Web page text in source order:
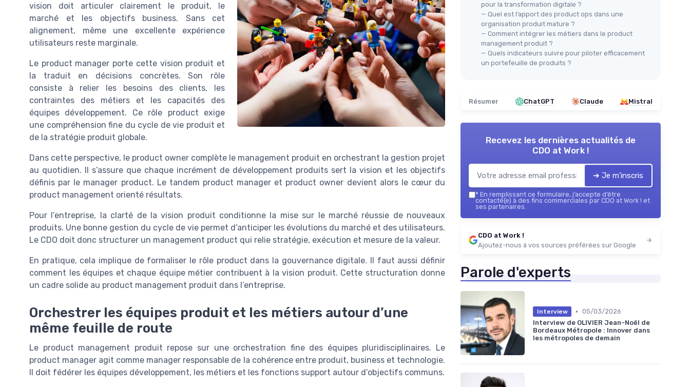
vision doit articuler clairement le produit, le
marché et les objectifs business. Sans cet
alignement, même une excellente expérience
utilisateurs reste marginale.
Le product manager porte cette vision produit et
la traduit en décisions concrètes. Son rôle
consiste à relier les besoins des clients, les
contraintes des métiers et les capacités des
équipes développement. Ce rôle product exige
une compréhension fine du cycle de vie produit et
de la stratégie produit globale.
Dans cette perspective, le product owner complète le management produit en orchestrant la gestion projet
au quotidien. Il s’assure que chaque incrément de développement produits sert la vision et les objectifs
définis par le manager product. Le tandem product manager et product owner devient alors le cœur du
product management orienté résultats.
Pour l’entreprise, la clarté de la vision produit conditionne la mise sur le marché réussie de nouveaux
produits. Une bonne gestion du cycle de vie permet d’anticiper les évolutions du marché et des utilisateurs.
Le CDO doit donc structurer un management product qui relie stratégie, exécution et mesure de la valeur.
En pratique, cela implique de formaliser le rôle product dans la gouvernance digitale. Il faut aussi définir
comment les équipes et chaque équipe métier contribuent à la vision produit. Cette structuration donne
un cadre solide au product management produit dans l’entreprise.
Orchestrer les équipes produit et les métiers autour d’une
même feuille de route
Le product management produit repose sur une orchestration fine des équipes pluridisciplinaires. Le
product manager agit comme manager responsable de la cohérence entre produit, business et technologie.
Il doit fédérer les équipes développement, les métiers et les fonctions support autour d’objectifs communs.
pour la transformation digitale ?
— Quel est l’apport des product ops dans une
organisation produit mature ?
— Comment intégrer les métiers dans le product
management produit ?
— Quels indicateurs suivre pour piloter efficacement
un portefeuille de produits ?
Résumer ChatGPT Claude Mistral
Recevez les dernières actualités de
CDO at Work !
➔ Je m'inscris
* En remplissant ce formulaire, j’accepte d’être
contacté(e) à des fins commerciales par CDO at Work ! et
ses partenaires.
CDO at Work !
Ajoutez-nous à vos sources préférées sur Google
Parole d'experts
Interview • 05/03/2026
Interview de OLIVIER Jean-Noël de
Bordeaux Métropole : Innover dans
les métropoles de demain